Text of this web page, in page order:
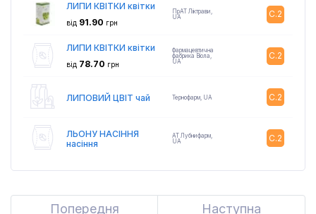
ЛИПИ КВІТКИ квітки
від 91.90 грн
ПрАТ Ліктрави,
UA
C.2
ЛИПИ КВІТКИ квітки
від 78.70 грн
Фармацевтична
фабрика Віола,
UA
C.2
ЛИПОВИЙ ЦВІТ чай Тернофарм, UA C.2
ЛЬОНУ НАСІННЯ
насіння
АТ Лубнифарм,
UA
C.2
Попередня Наступна